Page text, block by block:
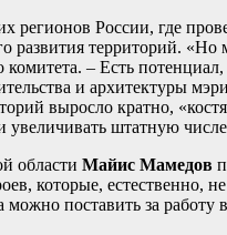
регионов России, где
развития территорий.
– Есть
и архитектуры
выросло кратно,
штатную
области Майис Мамедов
которые, естественно,
поставить за работу